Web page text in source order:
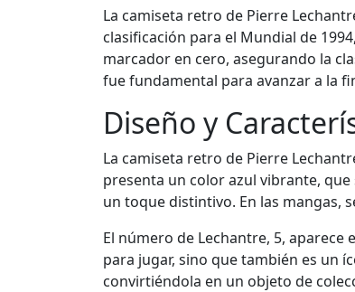
La camiseta retro de Pierre
clasificación para el Mundial de
marcador en cero, asegurando la
fue fundamental para avanzar a la
Diseño y
La camiseta retro de Pierre
presenta un color azul vibrante,
un toque distintivo. En las mangas,
El número de Lechantre, 5,
para jugar, sino que también es un
convirtiéndola en un objeto de